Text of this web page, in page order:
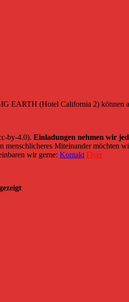
EARTH (Hotel California 2) können
by-4.0). Einladungen nehmen wir
Miteinander möchten
wir gerne: Kontakt Flyer